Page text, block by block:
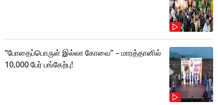
“போதைப்பொருள் இல்லா கோவை” – மாரத்தானில்
10,000 பேர் பங்கேற்பு!